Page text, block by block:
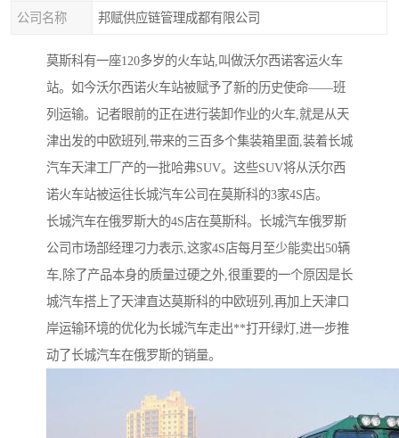
公司名称 邦赋供应链管理成都有限公司
莫斯科有一座120多岁的火车站,叫做沃尔西诺客运火车
站。如今沃尔西诺火车站被赋予了新的历史使命——班
列运输。记者眼前的正在进行装卸作业的火车,就是从天
津出发的中欧班列,带来的三百多个集装箱里面,装着长城
汽车天津工厂产的一批哈弗SUV。这些SUV将从沃尔西
诺火车站被运往长城汽车公司在莫斯科的3家4S店。
长城汽车在俄罗斯大的4S店在莫斯科。长城汽车俄罗斯
公司市场部经理刁力表示,这家4S店每月至少能卖出50辆
车,除了产品本身的质量过硬之外,很重要的一个原因是长
城汽车搭上了天津直达莫斯科的中欧班列,再加上天津口
岸运输环境的优化为长城汽车走出**打开绿灯,进一步推
动了长城汽车在俄罗斯的销量。